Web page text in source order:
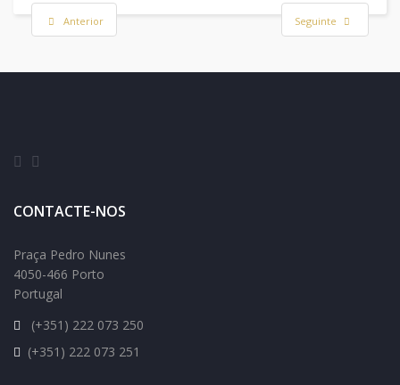
Anterior Seguinte
CONTACTE-NOS
Praça Pedro Nunes
4050-466 Porto
Portugal
(+351) 222 073 250
(+351) 222 073 251